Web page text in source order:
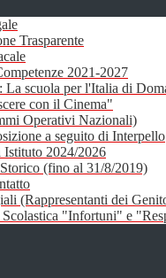
Trasparente
2021-2027
La scuola per l'Italia di
con il Cinema"
Operativi Nazionali)
a seguito di Interpello
Istituto 2024/2026
(fino al 31/8/2019)
(Rappresentanti dei
Scolastica "Infortuni" e